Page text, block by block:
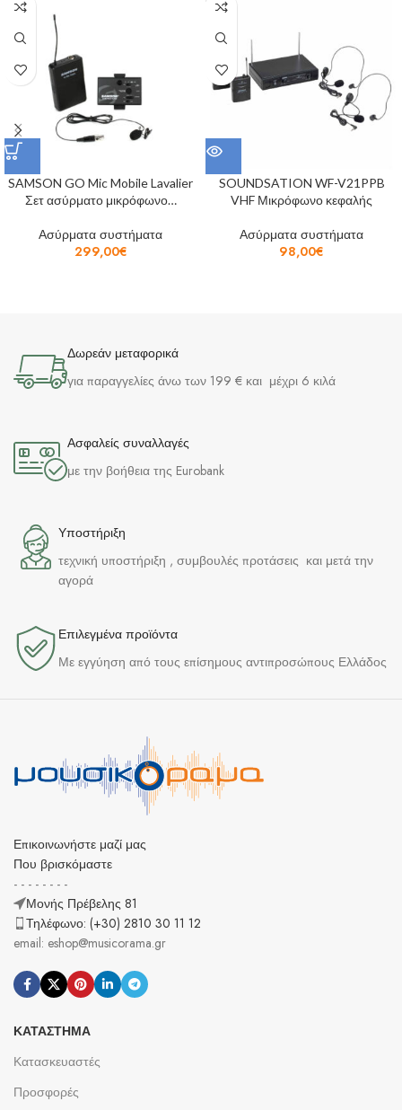
SAMSON GO Mic Mobile Lavalier
Σετ ασύρματο μικρόφωνο…
Ασύρματα συστήματα
299,00€
SOUNDSATION WF-V21PPB
VHF Μικρόφωνο κεφαλής
Ασύρματα συστήματα
98,00€
Δωρεάν μεταφορικά
για παραγγελίες άνω των 199 € και μέχρι 6 κιλά
Ασφαλείς συναλλαγές
με την βοήθεια της Eurobank
Υποστήριξη
τεχνική υποστήριξη , συμβουλές προτάσεις και μετά την
αγορά
Επιλεγμένα προϊόντα​
Με εγγύηση από τους επίσημους αντιπροσώπους Ελλάδος
Επικοινωνήστε μαζί μας
Που βρισκόμαστε
- - - - - - - -
Μονής Πρέβελης 81
Τηλέφωνο: (+30) 2810 30 11 12
email: eshop@musicorama.gr
ΚΑΤΆΣΤΗΜΑ
Κατασκευαστές
Προσφορές